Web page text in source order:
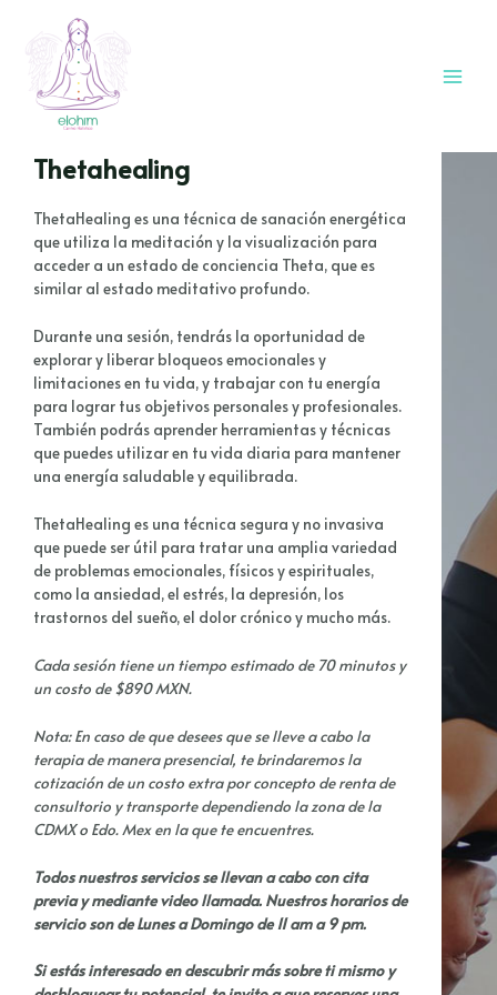
Thetahealing
ThetaHealing es una técnica de sanación energética
que utiliza la meditación y la visualización para
acceder a un estado de conciencia Theta, que es
similar al estado meditativo profundo.
Durante una sesión, tendrás la oportunidad de
explorar y liberar bloqueos emocionales y
limitaciones en tu vida, y trabajar con tu energía
para lograr tus objetivos personales y profesionales.
También podrás aprender herramientas y técnicas
que puedes utilizar en tu vida diaria para mantener
una energía saludable y equilibrada.
ThetaHealing es una técnica segura y no invasiva
que puede ser útil para tratar una amplia variedad
de problemas emocionales, físicos y espirituales,
como la ansiedad, el estrés, la depresión, los
trastornos del sueño, el dolor crónico y mucho más.
Cada sesión tiene un tiempo estimado de 70 minutos y
un costo de $890 MXN.
Nota: En caso de que desees que se lleve a cabo la
terapia de manera presencial, te brindaremos la
cotización de un costo extra por concepto de renta de
consultorio y transporte dependiendo la zona de la
CDMX o Edo. Mex en la que te encuentres.
Todos nuestros servicios se llevan a cabo con cita
previa y mediante video llamada. Nuestros horarios de
servicio son de Lunes a Domingo de 11 am a 9 pm.
Si estás interesado en descubrir más sobre ti mismo y